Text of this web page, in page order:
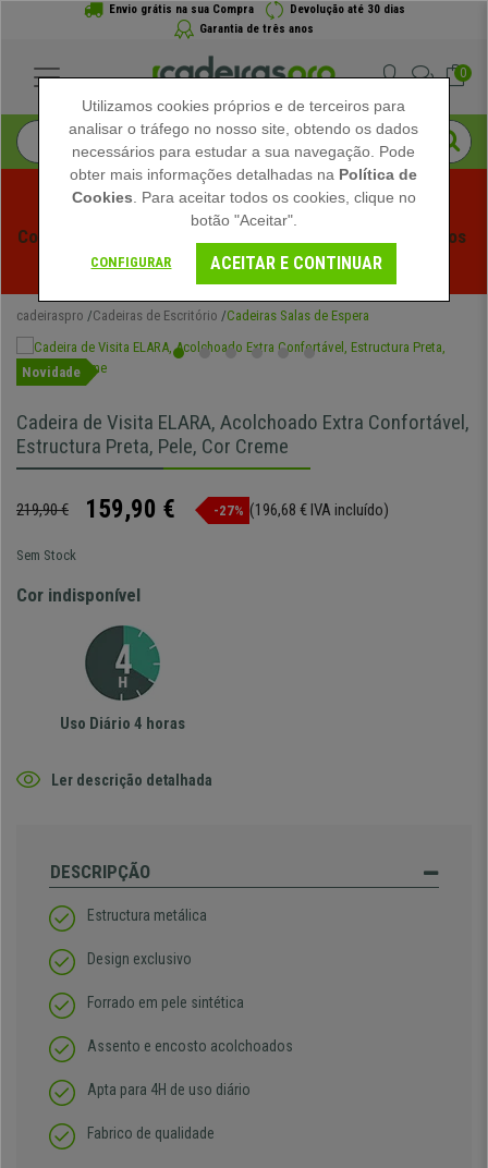
Envio grátis na sua Compra
Devolução até 30 dias
Garantia de três anos
0
Começam os Saldos de Verão em Cadeiraspro! Descontos
Exclusivos por Tempo Limitado - Ver Promoção
cadeiraspro Cadeiras de Escritório Cadeiras Salas de Espera
Novidade
Cadeira de Visita ELARA, Acolchoado Extra Confortável,
Estructura Preta, Pele, Cor Creme
219,90 € 159,90 € -27% (196,68 € IVA incluído)
Sem Stock
Cor indisponível
Uso Diário 4 horas
Ler descrição detalhada
DESCRIPÇÃO
Estructura metálica
Design exclusivo
Forrado em pele sintética
Assento e encosto acolchoados
Apta para 4H de uso diário
Fabrico de qualidade
Utilizamos cookies próprios e de terceiros para
analisar o tráfego no nosso site, obtendo os dados
necessários para estudar a sua navegação. Pode
obter mais informações detalhadas na Política de
Cookies . Para aceitar todos os cookies, clique no
botão "Aceitar".
CONFIGURAR ACEITAR E CONTINUAR